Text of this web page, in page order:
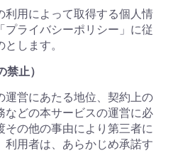
利用によって取得する個人情
プライバシーポリシー」に従
します。
止）
運営にあたる地位、契約上の
などの本サービスの運営に必
その他の事由により第三者に
利用者は、あらかじめ承諾す